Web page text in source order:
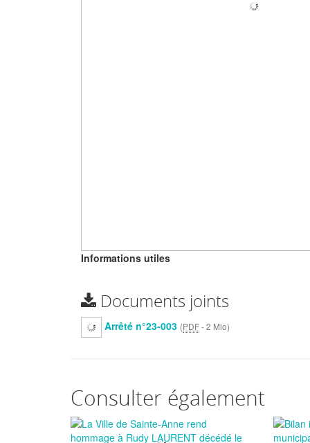
Informations utiles
Documents joints
Arrêté n°23-003 (PDF-2 Mio)
Consulter également